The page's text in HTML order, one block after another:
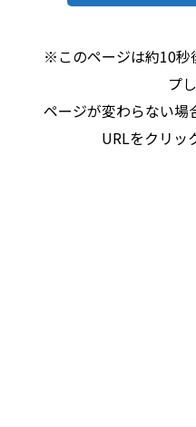
※このページは約10秒
プ
ページが変わらない場
URLをクリッ